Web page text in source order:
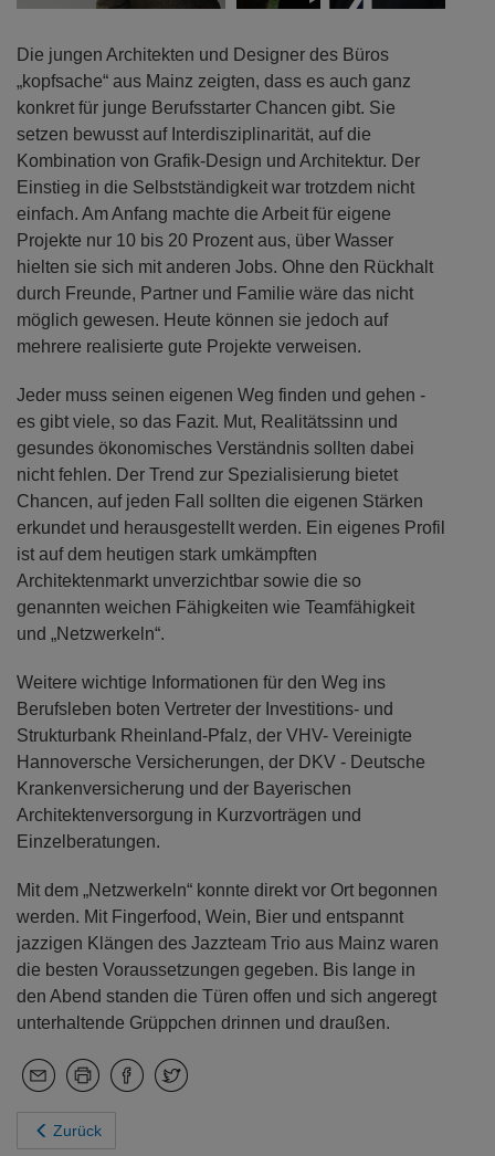
Die jungen Architekten und Designer des Büros
„kopfsache“ aus Mainz zeigten, dass es auch ganz
konkret für junge Berufsstarter Chancen gibt. Sie
setzen bewusst auf Interdisziplinarität, auf die
Kombination von Grafik-Design und Architektur. Der
Einstieg in die Selbstständigkeit war trotzdem nicht
einfach. Am Anfang machte die Arbeit für eigene
Projekte nur 10 bis 20 Prozent aus, über Wasser
hielten sie sich mit anderen Jobs. Ohne den Rückhalt
durch Freunde, Partner und Familie wäre das nicht
möglich gewesen. Heute können sie jedoch auf
mehrere realisierte gute Projekte verweisen.
Jeder muss seinen eigenen Weg finden und gehen -
es gibt viele, so das Fazit. Mut, Realitätssinn und
gesundes ökonomisches Verständnis sollten dabei
nicht fehlen. Der Trend zur Spezialisierung bietet
Chancen, auf jeden Fall sollten die eigenen Stärken
erkundet und herausgestellt werden. Ein eigenes Profil
ist auf dem heutigen stark umkämpften
Architektenmarkt unverzichtbar sowie die so
genannten weichen Fähigkeiten wie Teamfähigkeit
und „Netzwerkeln“.
Weitere wichtige Informationen für den Weg ins
Berufsleben boten Vertreter der Investitions- und
Strukturbank Rheinland-Pfalz, der VHV- Vereinigte
Hannoversche Versicherungen, der DKV - Deutsche
Krankenversicherung und der Bayerischen
Architektenversorgung in Kurzvorträgen und
Einzelberatungen.
Mit dem „Netzwerkeln“ konnte direkt vor Ort begonnen
werden. Mit Fingerfood, Wein, Bier und entspannt
jazzigen Klängen des Jazzteam Trio aus Mainz waren
die besten Voraussetzungen gegeben. Bis lange in
den Abend standen die Türen offen und sich angeregt
unterhaltende Grüppchen drinnen und draußen.
Zurück